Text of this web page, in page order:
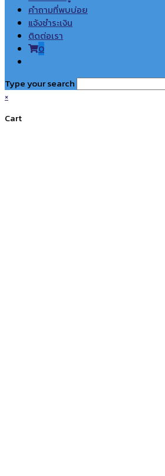
คำถามที่พบบ่อย
แจ้งชำระเงิน
ติดต่อเรา
0
search
Type your search
×
Cart